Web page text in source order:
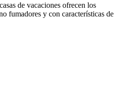
de vacaciones ofrecen los
fumadores y con características de